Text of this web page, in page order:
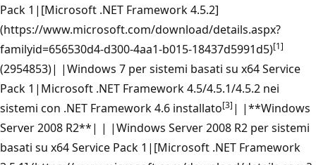
Pack 1|[Microsoft .NET Framework 4.5.2]
(https://www.microsoft.com/download/details.aspx?
familyid=656530d4-d300-4aa1-b015-18437d5991d5)[1]
(2954853)| |Windows 7 per sistemi basati su x64 Service
Pack 1|Microsoft .NET Framework 4.5/4.5.1/4.5.2 nei
sistemi con .NET Framework 4.6 installato[3] | |**Windows
Server 2008 R2**| | |Windows Server 2008 R2 per sistemi
basati su x64 Service Pack 1|[Microsoft .NET Framework